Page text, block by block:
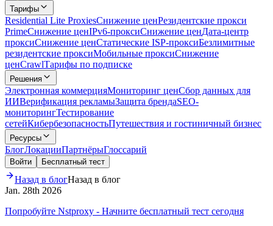
Тарифы
Residential Lite ProxiesСнижение ценРезидентские прокси
PrimeСнижение ценIPv6-проксиСнижение ценДата-центр
проксиСнижение ценСтатические ISP-проксиБезлимитные
резидентские проксиМобильные проксиСнижение
ценCrawlТарифы по подписке
Решения
Электронная коммерцияМониторинг ценСбор данных для
ИИВерификация рекламыЗащита брендаSEO-
мониторингТестирование
сетейКибербезопасностьПутешествия и гостиничный бизнес
Ресурсы
БлогЛокацииПартнёрыГлоссарий
Войти Бесплатный тест
Назад в блогНазад в блог
Jan. 28th 2026
Попробуйте Nstproxy - Начните бесплатный тест сегодня